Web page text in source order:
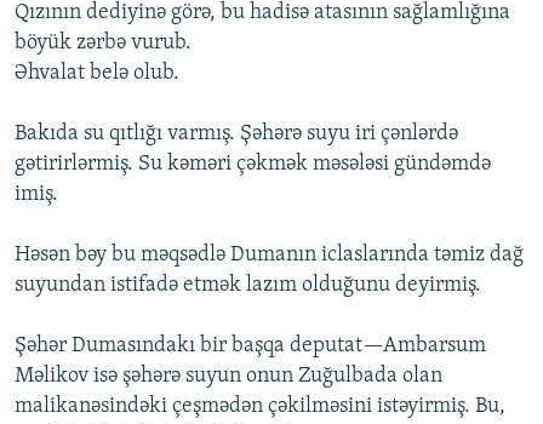
Qızının dediyinə görə, bu hadisə atasının sağlamlığına
böyük zərbə vurub.
Əhvalat belə olub.
Bakıda su qıtlığı varmış. Şəhərə suyu iri çənlərdə
gətirirlərmiş. Su kəməri çəkmək məsələsi gündəmdə
imiş.
Həsən bəy bu məqsədlə Dumanın iclaslarında təmiz dağ
suyundan istifadə etmək lazım olduğunu deyirmiş.
Şəhər Dumasındakı bir başqa deputat—Ambarsum
Məlikov isə şəhərə suyun onun Zuğulbada olan
malikanəsindəki çeşmədən çəkilməsini istəyirmiş. Bu,